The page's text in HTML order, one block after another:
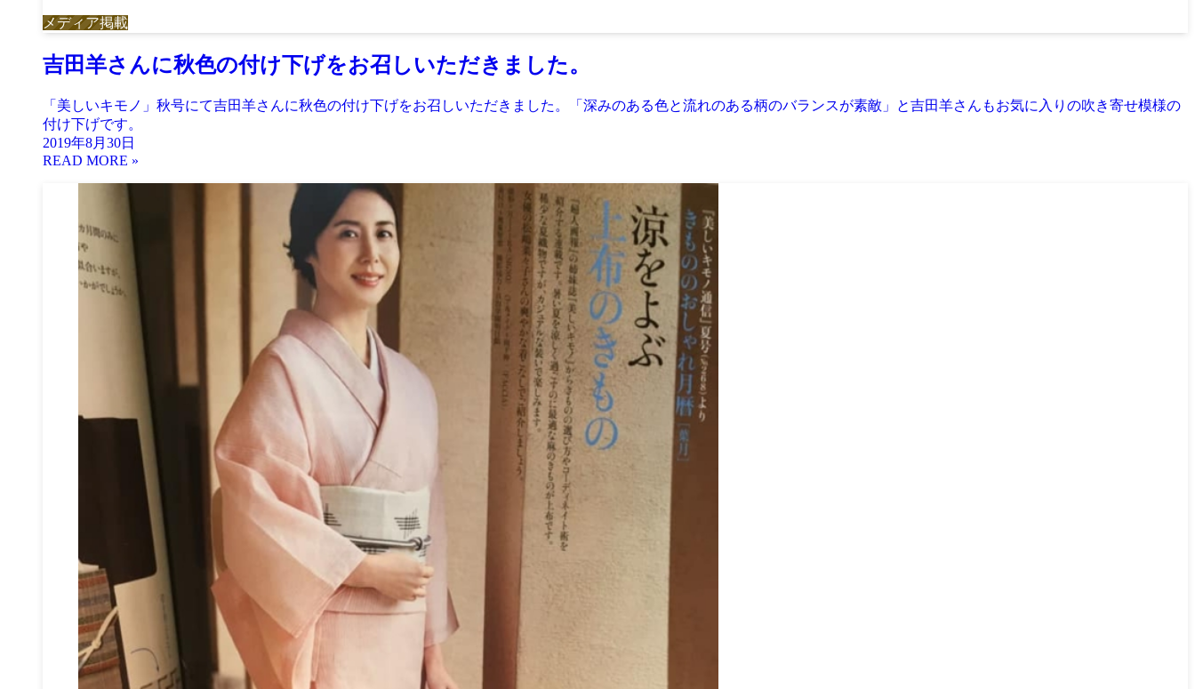
メディア掲載
吉田羊さんに秋色の付け下げをお召しいただきました。
「美しいキモノ」秋号にて吉田羊さんに秋色の付け下げをお召しいただきました。「深みのある色と流れのある柄のバランスが素敵」と吉田羊さんもお気に入りの吹き寄せ模様の
付け下げです。
2019年8月30日